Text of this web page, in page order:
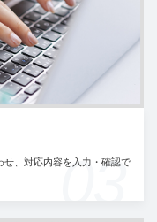
03
せ、対応内容を入力・確認で